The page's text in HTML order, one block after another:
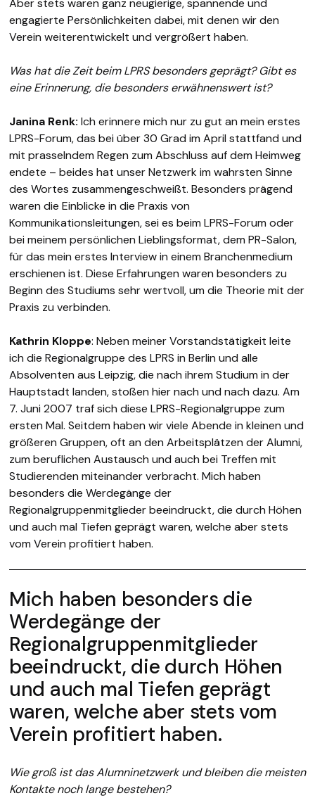
Aber stets waren ganz neugierige, spannende und
engagierte Persönlichkeiten dabei, mit denen wir den
Verein weiterentwickelt und vergrößert haben.
Was hat die Zeit beim LPRS besonders geprägt? Gibt es
eine Erinnerung, die besonders erwähnenswert ist?
Janina Renk: Ich erinnere mich nur zu gut an mein erstes
LPRS-Forum, das bei über 30 Grad im April stattfand und
mit prasselndem Regen zum Abschluss auf dem Heimweg
endete – beides hat unser Netzwerk im wahrsten Sinne
des Wortes zusammengeschweißt. Besonders prägend
waren die Einblicke in die Praxis von
Kommunikationsleitungen, sei es beim LPRS-Forum oder
bei meinem persönlichen Lieblingsformat, dem PR-Salon,
für das mein erstes Interview in einem Branchenmedium
erschienen ist. Diese Erfahrungen waren besonders zu
Beginn des Studiums sehr wertvoll, um die Theorie mit der
Praxis zu verbinden.
Kathrin Kloppe: Neben meiner Vorstandstätigkeit leite
ich die Regionalgruppe des LPRS in Berlin und alle
Absolventen aus Leipzig, die nach ihrem Studium in der
Hauptstadt landen, stoßen hier nach und nach dazu. Am
7. Juni 2007 traf sich diese LPRS-Regionalgruppe zum
ersten Mal. Seitdem haben wir viele Abende in kleinen und
größeren Gruppen, oft an den Arbeitsplätzen der Alumni,
zum beruflichen Austausch und auch bei Treffen mit
Studierenden miteinander verbracht. Mich haben
besonders die Werdegänge der
Regionalgruppenmitglieder beeindruckt, die durch Höhen
und auch mal Tiefen geprägt waren, welche aber stets
vom Verein profitiert haben.
Mich haben besonders die
Werdegänge der
Regionalgruppenmitglieder
beeindruckt, die durch Höhen
und auch mal Tiefen geprägt
waren, welche aber stets vom
Verein profitiert haben.
Wie groß ist das Alumninetzwerk und bleiben die meisten
Kontakte noch lange bestehen?